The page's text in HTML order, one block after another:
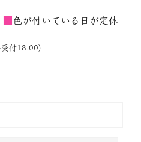
色が付いている日が定休
付18:00)